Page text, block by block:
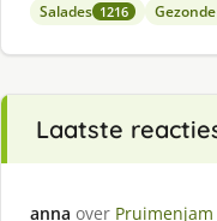
Salades 1216
Laatste
anna over